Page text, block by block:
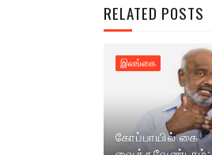
RELATED POSTS
இலங்கை
கோப்பாயில் கை